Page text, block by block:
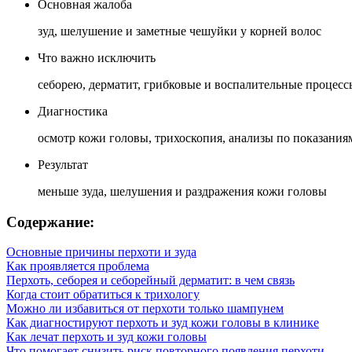
Основная жалоба
зуд, шелушение и заметные чешуйки у корней волос
Что важно исключить
себорею, дерматит, грибковые и воспалительные
Диагностика
осмотр кожи головы, трихоскопия, анализы по
Результат
меньше зуда, шелушения и раздражения кожи головы
Содержание:
Основные причины перхоти и зуда
Как проявляется проблема
Перхоть, себорея и себорейный дерматит: в чем связь
Когда стоит обратиться к трихологу
Можно ли избавиться от перхоти только шампунем
Как диагностируют перхоть и зуд кожи головы в клинике
Как лечат перхоть и зуд кожи головы